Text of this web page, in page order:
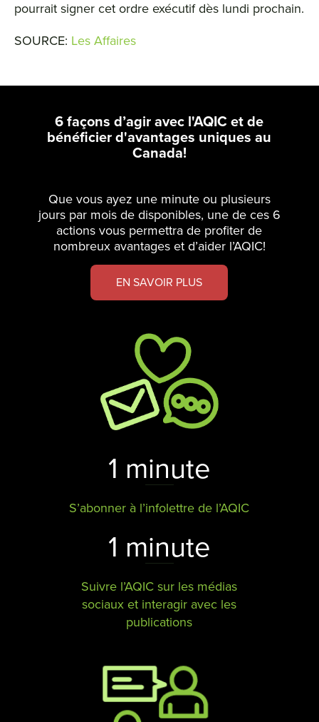
pourrait signer cet ordre exécutif dès lundi prochain.
SOURCE: Les Affaires
6 façons d’agir avec l'AQIC et de
bénéficier d'avantages uniques au
Canada!
Que vous ayez une minute ou plusieurs
jours par mois de disponibles, une de ces 6
actions vous permettra de profiter de
nombreux avantages et d’aider l’AQIC!
EN SAVOIR PLUS
1 minute
S’abonner à l’infolettre de l’AQIC
1 minute
Suivre l’AQIC sur les médias
sociaux et interagir avec les
publications